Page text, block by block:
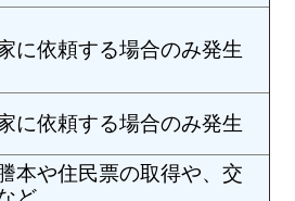
に依頼する場合のみ発生
に依頼する場合のみ発生
本や住民票の取得や、交